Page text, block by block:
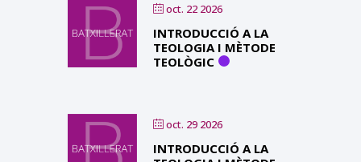
oct. 22 2026
INTRODUCCIÓ A LA
TEOLOGIA I MÈTODE
TEOLÒGIC
oct. 29 2026
INTRODUCCIÓ A LA